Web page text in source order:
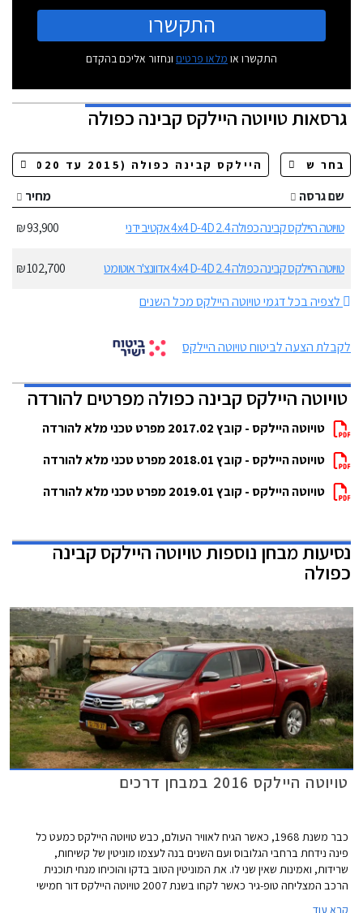
התקשרו
התקשרו או מלאו פרטים ונחזור אליכם בהקדם
גרסאותטויוטה היילקס קבינה כפולה
שם גרסה
מחיר
טויוטה היילקס קבינה כפולה 2.4 4x4 D-4D אקטיב ידני
93,900 ₪
טויוטה היילקס קבינה כפולה 2.4 4x4 D-4D אדוונצ'ר אוטומט
102,700 ₪
לצפיה בכל דגמי טויוטה היילקס מכל השנים
לקבלת הצעה לביטוח טויוטה היילקס
טויוטה היילקס קבינה כפולה מפרטים להורדה
טויוטה היילקס - קובץ 2017.02 מפרט טכני מלא להורדה
טויוטה היילקס - קובץ 2018.01 מפרט טכני מלא להורדה
טויוטה היילקס - קובץ 2019.01 מפרט טכני מלא להורדה
נסיעות מבחן נוספותטויוטה היילקס קבינה
כפולה
טויוטה היילקס 2016 במבחן דרכים
כבר משנת 1968, כאשר הגיח לאוויר העולם, כבש טויוטה היילקס כמעט כל
פינה נידחת ברחבי הגלובוס ועם השנים בנה לעצמו מוניטין של קשיחות,
שרידות, ואמינות שאין שני לו. את המוניטין הטוב בדקו והוכיחו מנחי תוכנית
הרכב המצליחה טופ-גיר כאשר לקחו בשנת 2007 טויוטה היילקס דור חמישי
קרא עוד